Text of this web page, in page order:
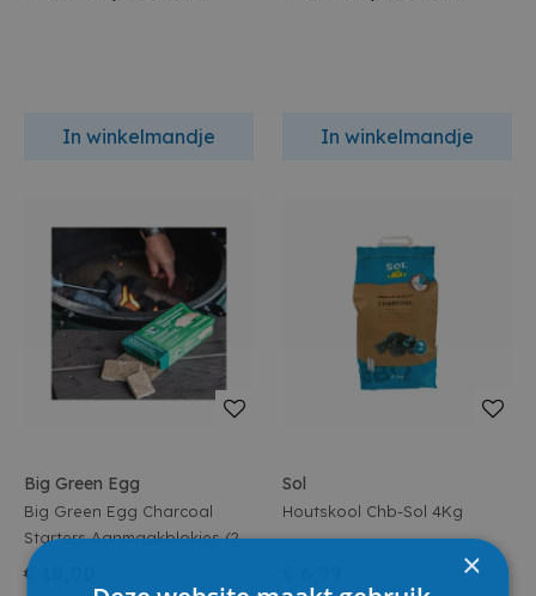
In winkelmandje In winkelmandje
Big Green Egg
Big Green Egg Charcoal
Starters Aanmaakblokjes (24
Stuks)
€ 18,00
Sol
Houtskool Chb-Sol 4Kg
×